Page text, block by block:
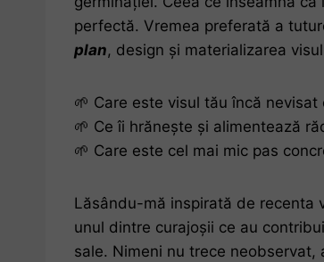
perfectă. Vremea preferată a
plan, design și materializarea
🌱 Care este visul tău încă
🌱 Ce îi hrănește și alimentează
🌱 Care este cel mai mic pas
Lăsându-mă inspirată de recenta
unul dintre curajoșii ce au
sale. Nimeni nu trece